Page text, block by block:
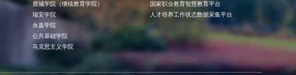
鹿城学院（继续教育学院）
瑞安学院
永嘉学院
公共基础学院
马克思主义学院
国家职业教育智慧教育平台
人才培养工作状态数据采集平台